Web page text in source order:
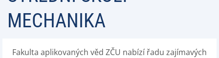
MECHANIKA
Fakulta aplikovaných věd ZČU nabízí řadu zajímavých